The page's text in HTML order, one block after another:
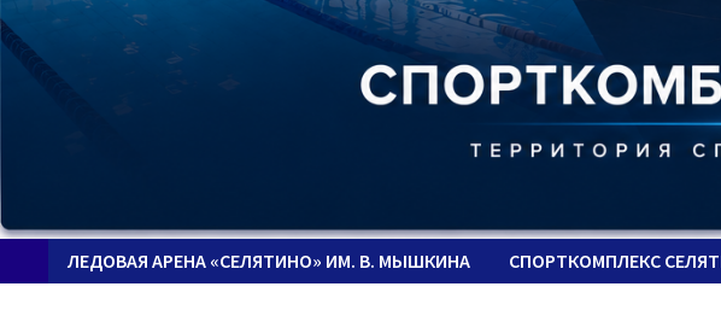
ЛЕДОВАЯ АРЕНА «СЕЛЯТИНО» ИМ. В. МЫШКИНА СПОРТКОМПЛЕКС